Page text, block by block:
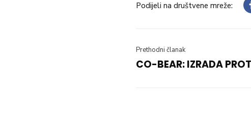
Podijeli na društvene mreže:
Prethodni članak
CO-BEAR: IZRADA